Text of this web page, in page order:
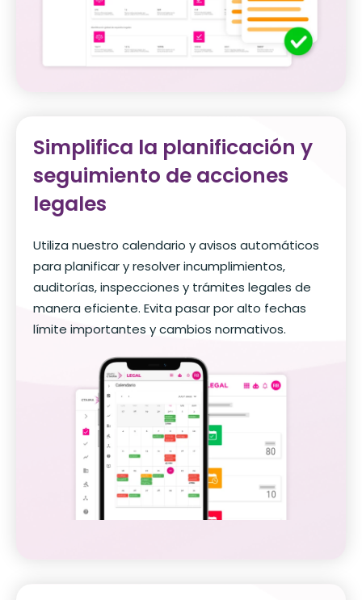
Simplifica la planificación y
seguimiento de acciones
legales
Utiliza nuestro calendario y avisos automáticos
para planificar y resolver incumplimientos,
auditorías, inspecciones y trámites legales de
manera eficiente. Evita pasar por alto fechas
límite importantes y cambios normativos.